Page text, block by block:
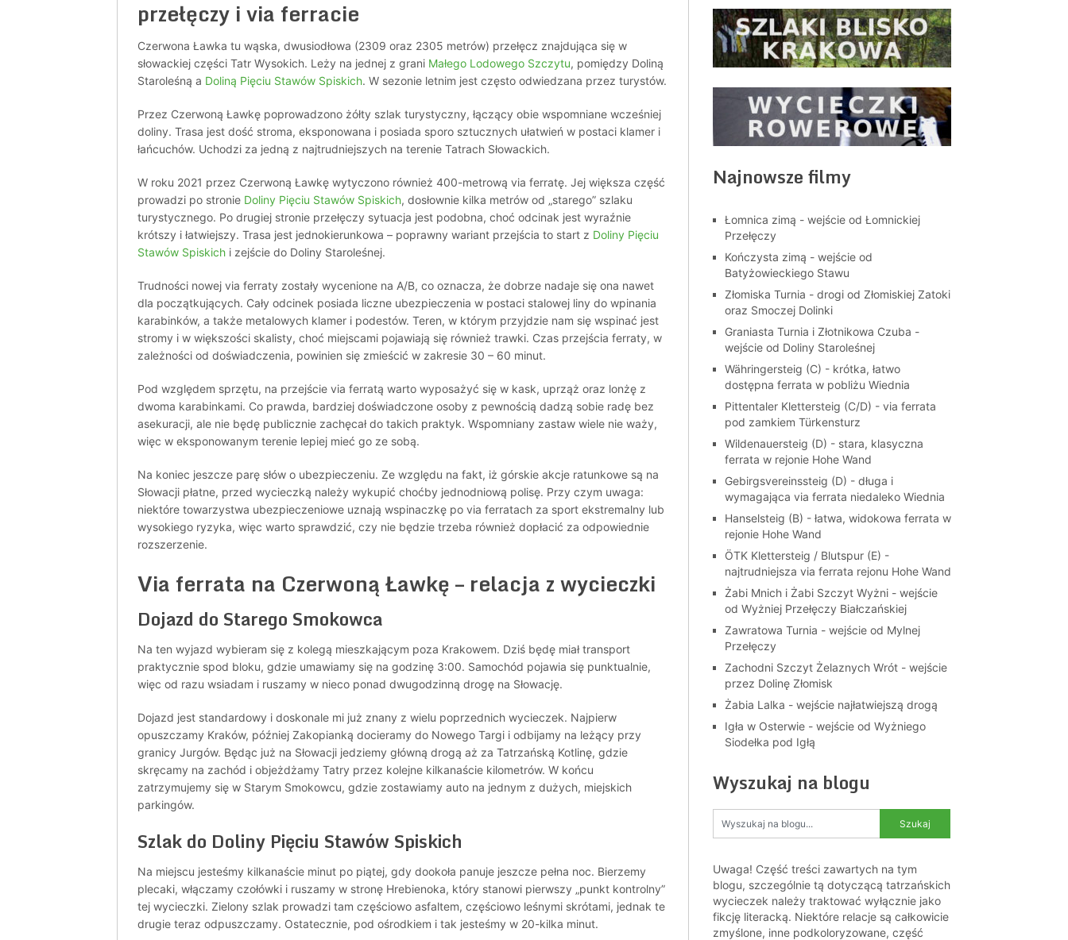
przełęczy i via ferracie
Czerwona Ławka tu wąska, dwusiodłowa (2309 oraz 2305 metrów) przełęcz znajdująca się w
słowackiej części Tatr Wysokich. Leży na jednej z grani Małego Lodowego Szczytu, pomiędzy Doliną
Staroleśną a Doliną Pięciu Stawów Spiskich. W sezonie letnim jest często odwiedzana przez turystów.
Przez Czerwoną Ławkę poprowadzono żółty szlak turystyczny, łączący obie wspomniane wcześniej
doliny. Trasa jest dość stroma, eksponowana i posiada sporo sztucznych ułatwień w postaci klamer i
łańcuchów. Uchodzi za jedną z najtrudniejszych na terenie Tatrach Słowackich.
W roku 2021 przez Czerwoną Ławkę wytyczono również 400-metrową via ferratę. Jej większa część
prowadzi po stronie Doliny Pięciu Stawów Spiskich, dosłownie kilka metrów od „starego” szlaku
turystycznego. Po drugiej stronie przełęczy sytuacja jest podobna, choć odcinak jest wyraźnie
krótszy i łatwiejszy. Trasa jest jednokierunkowa – poprawny wariant przejścia to start z Doliny Pięciu
Stawów Spiskich i zejście do Doliny Staroleśnej.
Trudności nowej via ferraty zostały wycenione na A/B, co oznacza, że dobrze nadaje się ona nawet
dla początkujących. Cały odcinek posiada liczne ubezpieczenia w postaci stalowej liny do wpinania
karabinków, a także metalowych klamer i podestów. Teren, w którym przyjdzie nam się wspinać jest
stromy i w większości skalisty, choć miejscami pojawiają się również trawki. Czas przejścia ferraty, w
zależności od doświadczenia, powinien się zmieścić w zakresie 30 – 60 minut.
Pod względem sprzętu, na przejście via ferratą warto wyposażyć się w kask, uprząż oraz lonżę z
dwoma karabinkami. Co prawda, bardziej doświadczone osoby z pewnością dadzą sobie radę bez
asekuracji, ale nie będę publicznie zachęcał do takich praktyk. Wspomniany zastaw wiele nie waży,
więc w eksponowanym terenie lepiej mieć go ze sobą.
Na koniec jeszcze parę słów o ubezpieczeniu. Ze względu na fakt, iż górskie akcje ratunkowe są na
Słowacji płatne, przed wycieczką należy wykupić choćby jednodniową polisę. Przy czym uwaga:
niektóre towarzystwa ubezpieczeniowe uznają wspinaczkę po via ferratach za sport ekstremalny lub
wysokiego ryzyka, więc warto sprawdzić, czy nie będzie trzeba również dopłacić za odpowiednie
rozszerzenie.
Via ferrata na Czerwoną Ławkę – relacja z wycieczki
Dojazd do Starego Smokowca
Na ten wyjazd wybieram się z kolegą mieszkającym poza Krakowem. Dziś będę miał transport
praktycznie spod bloku, gdzie umawiamy się na godzinę 3:00. Samochód pojawia się punktualnie,
więc od razu wsiadam i ruszamy w nieco ponad dwugodzinną drogę na Słowację.
Dojazd jest standardowy i doskonale mi już znany z wielu poprzednich wycieczek. Najpierw
opuszczamy Kraków, później Zakopianką docieramy do Nowego Targi i odbijamy na leżący przy
granicy Jurgów. Będąc już na Słowacji jedziemy główną drogą aż za Tatrzańską Kotlinę, gdzie
skręcamy na zachód i objeżdżamy Tatry przez kolejne kilkanaście kilometrów. W końcu
zatrzymujemy się w Starym Smokowcu, gdzie zostawiamy auto na jednym z dużych, miejskich
parkingów.
Szlak do Doliny Pięciu Stawów Spiskich
Na miejscu jesteśmy kilkanaście minut po piątej, gdy dookoła panuje jeszcze pełna noc. Bierzemy
plecaki, włączamy czołówki i ruszamy w stronę Hrebienoka, który stanowi pierwszy „punkt kontrolny”
tej wycieczki. Zielony szlak prowadzi tam częściowo asfaltem, częściowo leśnymi skrótami, jednak te
drugie teraz odpuszczamy. Ostatecznie, pod ośrodkiem i tak jesteśmy w 20-kilka minut.
Najnowsze filmy
Łomnica zimą - wejście od Łomnickiej
Przełęczy
Kończysta zimą - wejście od
Batyżowieckiego Stawu
Złomiska Turnia - drogi od Złomiskiej Zatoki
oraz Smoczej Dolinki
Graniasta Turnia i Złotnikowa Czuba -
wejście od Doliny Staroleśnej
Währingersteig (C) - krótka, łatwo
dostępna ferrata w pobliżu Wiednia
Pittentaler Klettersteig (C/D) - via ferrata
pod zamkiem Türkensturz
Wildenauersteig (D) - stara, klasyczna
ferrata w rejonie Hohe Wand
Gebirgsvereinssteig (D) - długa i
wymagająca via ferrata niedaleko Wiednia
Hanselsteig (B) - łatwa, widokowa ferrata w
rejonie Hohe Wand
ÖTK Klettersteig / Blutspur (E) -
najtrudniejsza via ferrata rejonu Hohe Wand
Żabi Mnich i Żabi Szczyt Wyżni - wejście
od Wyżniej Przełęczy Białczańskiej
Zawratowa Turnia - wejście od Mylnej
Przełęczy
Zachodni Szczyt Żelaznych Wrót - wejście
przez Dolinę Złomisk
Żabia Lalka - wejście najłatwiejszą drogą
Igła w Osterwie - wejście od Wyżniego
Siodełka pod Igłą
Wyszukaj na blogu
Uwaga! Część treści zawartych na tym
blogu, szczególnie tą dotyczącą tatrzańskich
wycieczek należy traktować wyłącznie jako
fikcję literacką. Niektóre relacje są całkowicie
zmyślone, inne podkoloryzowane, część